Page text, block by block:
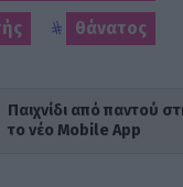
θάνατος
Παιχνίδι από παντού
το νέο Mobile App